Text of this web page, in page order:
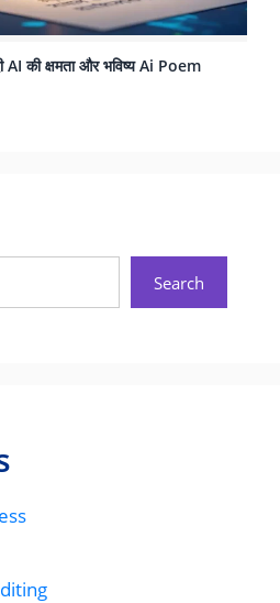
AI की क्षमता और भविष्य Ai Poem
Search